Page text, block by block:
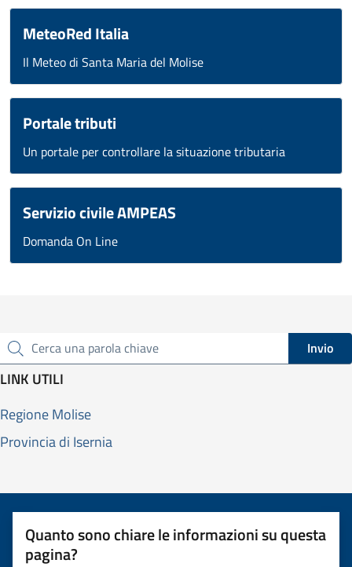
MeteoRed Italia
Il Meteo di Santa Maria del Molise
Portale tributi
Un portale per controllare la situazione tributaria
Servizio civile AMPEAS
Domanda On Line
Cerca una parola chiave Invio
LINK UTILI
Regione Molise
Provincia di Isernia
Quanto sono chiare le informazioni su questa
pagina?